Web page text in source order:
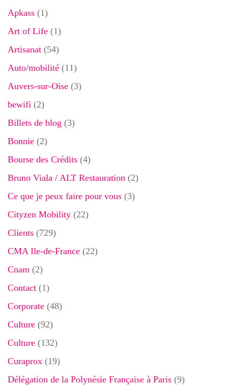
Apkass (1)
Art of Life (1)
Artisanat (54)
Auto/mobilité (11)
Auvers-sur-Oise (3)
bewifi (2)
Billets de blog (3)
Bonnie (2)
Bourse des Crédits (4)
Bruno Viala / ALT Restauration (2)
Ce que je peux faire pour vous (3)
Cityzen Mobility (22)
Clients (729)
CMA Ile-de-France (22)
Cnam (2)
Contact (1)
Corporate (48)
Culture (92)
Culture (132)
Curaprox (19)
Délégation de la Polynésie Française à Paris (9)